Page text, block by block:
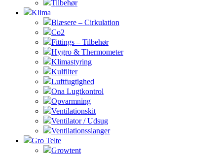
Tilbehør
Klima
Blæsere – Cirkulation
Co2
Fittings – Tilbehør
Hygro & Thermometer
Klimastyring
Kulfilter
Luftfugtighed
Ona Lugtkontrol
Opvarmning
Ventilationskit
Ventilator / Udsug
Ventilationsslanger
Gro Telte
Growtent